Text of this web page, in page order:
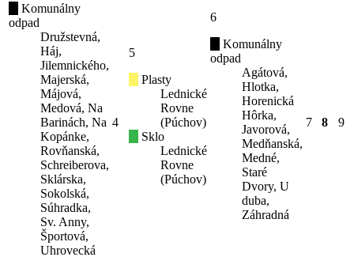
Komunálny
odpad
Družstevná,
Háj,
Jilemnického,
Majerská,
Májová,
Medová, Na
Barinách, Na
Kopánke,
Rovňanská,
Schreiberova,
Sklárska,
Sokolská,
Súhradka,
Sv. Anny,
Športová,
Uhrovecká
4
5
Plasty
Lednické
Rovne
(Púchov)
Sklo
Lednické
Rovne
(Púchov)
6
Komunálny
odpad
Agátová,
Hlotka,
Horenická
Hôrka,
Javorová,
Medňanská,
Medné,
Staré
Dvory, U
duba,
Záhradná
7 8 9